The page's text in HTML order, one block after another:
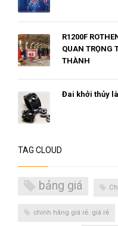
R1200F
QUAN TRỌNG
THÀNH
Đai khởi thủy
TAG CLOUD
bảng giá
chính hãng giá rẻ. giá rẻ